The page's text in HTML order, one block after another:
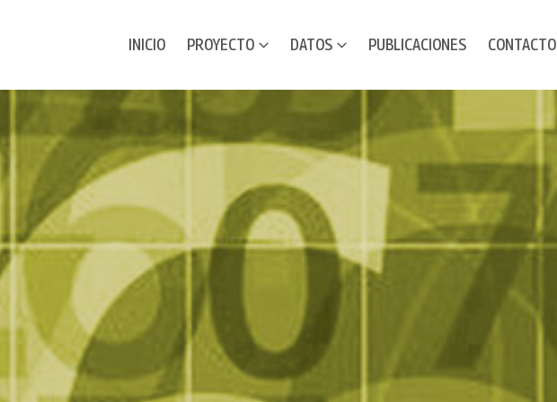
INICIO PROYECTO DATOS PUBLICACIONES CONTACTO